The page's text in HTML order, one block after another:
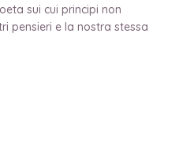
sui cui principi non
pensieri e la nostra stessa